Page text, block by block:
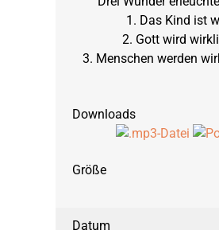
1. Das Kind ist
2. Gott wird
3. Menschen werden